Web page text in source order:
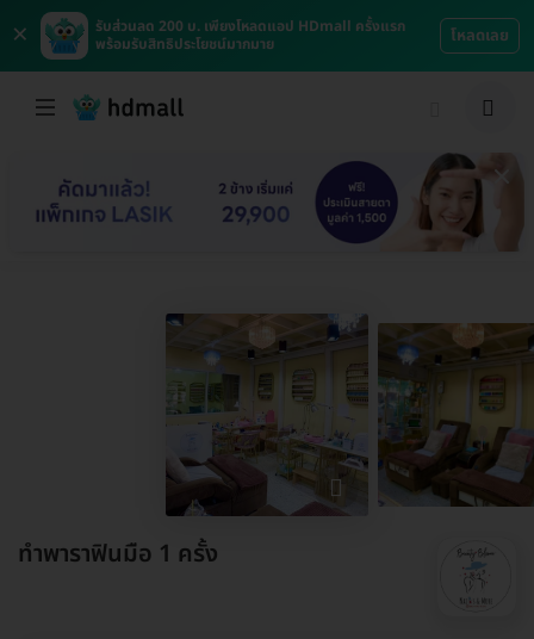
×
รับส่วนลด 200 บ. เพียงโหลดแอป HDmall ครั้งแรก
พร้อมรับสิทธิประโยชน์มากมาย
โหลดเลย
ทำพาราฟินมือ 1 ครั้ง